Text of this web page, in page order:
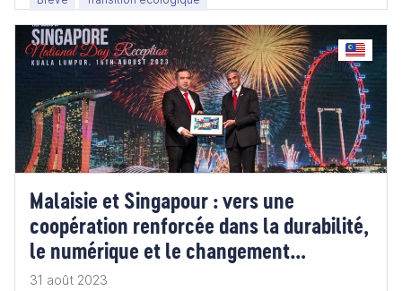
Malaisie et Singapour : vers une
coopération renforcée dans la durabilité,
le numérique et le changement
climatique.
31 août 2023